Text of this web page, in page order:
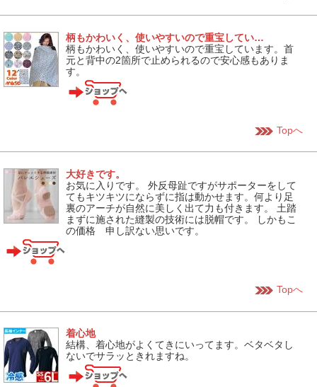
柄もかわいく、使いやすいので重宝してい…
柄もかわいく、使いやすいので重宝しています。首
元と背中の2箇所で止められるので安心感もありま
す。
Topへ
大好きです。
お気に入りです。 外反母趾ですがサポーターをして
てもキツキツにならずに指は動かせます。何より足
裏のアーチが自然に美しく出て力も付きます。 土踏
まずに施された縫製の技術には脱帽です。 しかもこ
の価格 申し訳ない思いです。
Topへ
着心地
結構、着心地がよくてきにいってます。ベタベタし
ないでサラッときれますね。